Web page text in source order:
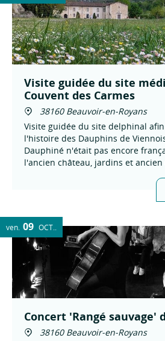
Visite guidée du site
Couvent des Carmes
38160 Beauvoir-en-Royans
Visite guidée du site delphinal
l'histoire des Dauphins de
Dauphiné n'était pas encore
l'ancien château, jardins et ancien
ven. 09 OCT.
Concert 'Rangé sauvage'
38160 Beauvoir-en-Royans